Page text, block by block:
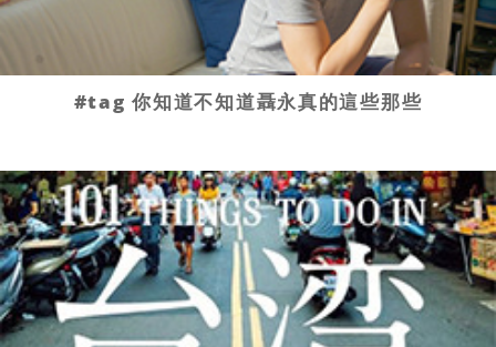
#tag 你知道不知道聶永真的這些那些